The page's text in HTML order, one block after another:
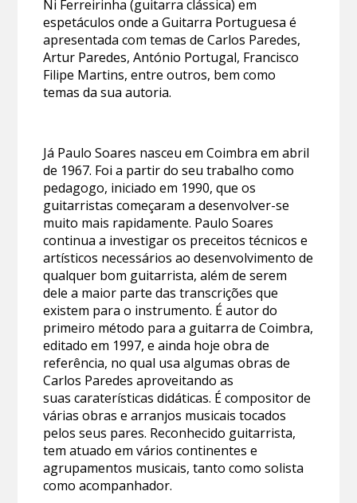
Ni Ferreirinha (guitarra clássica) em
espetáculos onde a Guitarra Portuguesa é
apresentada com temas de Carlos Paredes,
Artur Paredes, António Portugal, Francisco
Filipe Martins, entre outros, bem como
temas da sua autoria.
Já Paulo Soares nasceu em Coimbra em abril
de 1967. Foi a partir do seu trabalho como
pedagogo, iniciado em 1990, que os
guitarristas começaram a desenvolver-se
muito mais rapidamente. Paulo Soares
continua a investigar os preceitos técnicos e
artísticos necessários ao desenvolvimento de
qualquer bom guitarrista, além de serem
dele a maior parte das transcrições que
existem para o instrumento. É autor do
primeiro método para a guitarra de Coimbra,
editado em 1997, e ainda hoje obra de
referência, no qual usa algumas obras de
Carlos Paredes aproveitando as
suas caraterísticas didáticas. É compositor de
várias obras e arranjos musicais tocados
pelos seus pares. Reconhecido guitarrista,
tem atuado em vários continentes e
agrupamentos musicais, tanto como solista
como acompanhador.